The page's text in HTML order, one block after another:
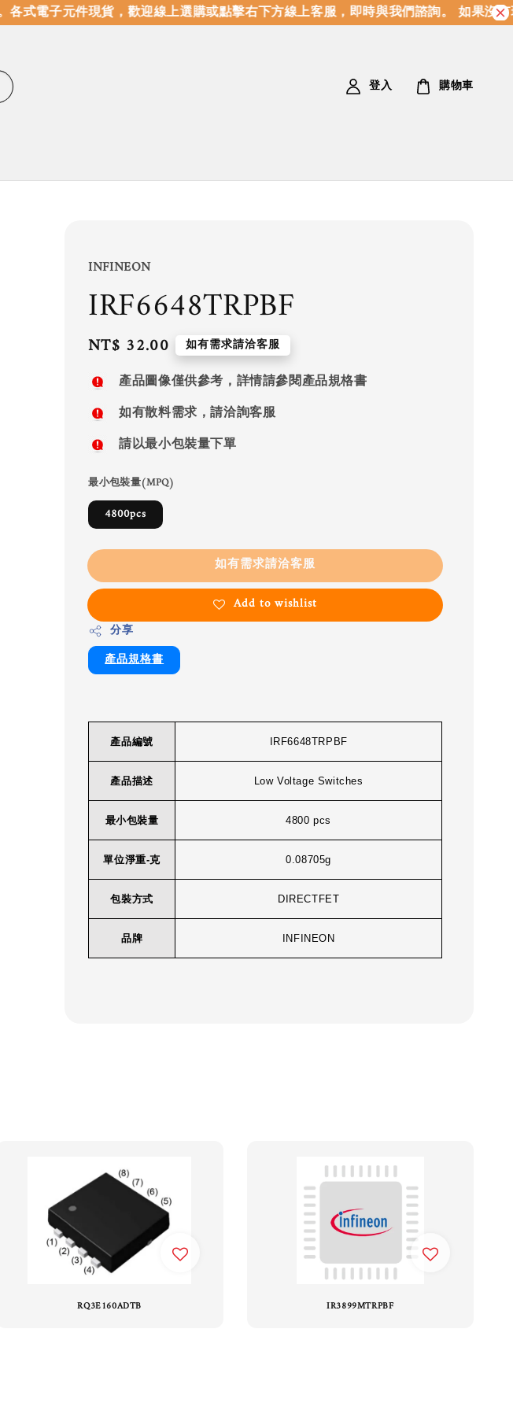
式電子元件現貨，歡迎線上選購或點擊右下方線上客服，即時與我們諮詢。 如果沒有
登入 購物車
INFINEON
IRF6648TRPBF
Regular
price
NT$ 32.00 如有需求請洽客服
產品圖像僅供參考，詳情請參閱產品規格書
如有散料需求，請洽詢客服
請以最小包裝量下單
最小包裝量(MPQ)
4800pcs
如有需求請洽客服
Add to wishlist
分享
產品規格書
產品編號 IRF6648TRPBF
產品描述 Low Voltage Switches
最小包裝量 4800 pcs
單位淨重-克 0.08705g
包裝方式 DIRECTFET
品牌 INFINEON
RQ3E160ADTB IR3899MTRPBF